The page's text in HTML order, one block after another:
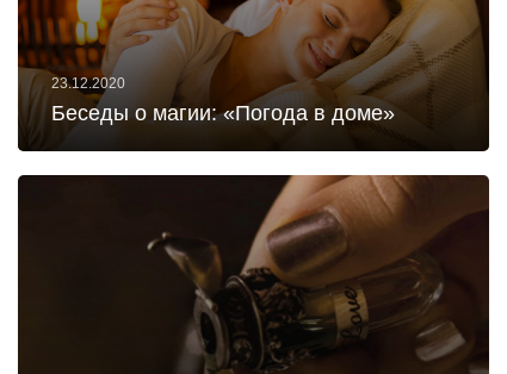
23.12.2020
Беседы о магии: «Погода в доме»